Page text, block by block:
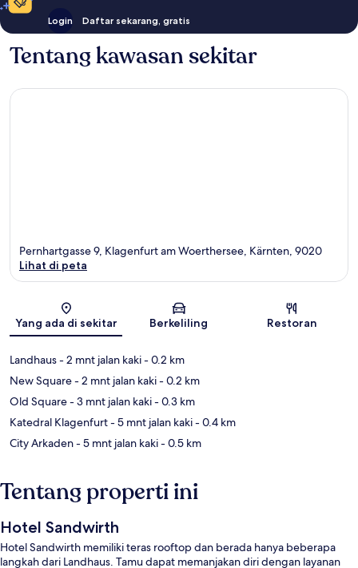
Login Daftar sekarang, gratis
Tentang kawasan sekitar
Peta
Pernhartgasse 9, Klagenfurt am Woerthersee, Kärnten, 9020
Lihat di peta
Yang ada di sekitar Berkeliling Restoran
Landhaus- 2 mnt jalan kaki- 0.2 km
New Square- 2 mnt jalan kaki- 0.2 km
Old Square- 3 mnt jalan kaki- 0.3 km
Katedral Klagenfurt- 5 mnt jalan kaki- 0.4 km
City Arkaden- 5 mnt jalan kaki- 0.5 km
Tentang properti ini
Hotel Sandwirth
Hotel Sandwirth memiliki teras rooftop dan berada hanya beberapa
langkah dari Landhaus. Tamu dapat memanjakan diri dengan layanan